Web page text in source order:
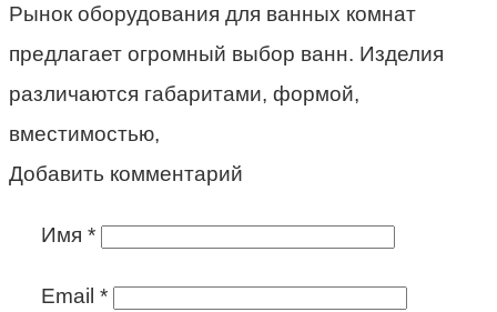
Рынок оборудования для ванных комнат
предлагает огромный выбор ванн. Изделия
различаются габаритами, формой,
вместимостью,
Добавить комментарий
Имя *
Email *